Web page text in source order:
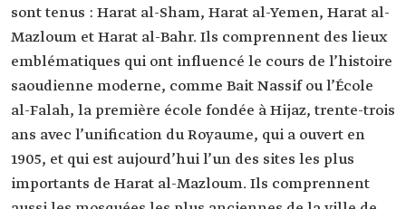
sont tenus : Harat al-Sham, Harat al-Yemen, Harat al-
Mazloum et Harat al-Bahr. Ils comprennent des lieux
emblématiques qui ont influencé le cours de l’histoire
saoudienne moderne, comme Bait Nassif ou l’École
al-Falah, la première école fondée à Hijaz, trente-trois
ans avec l’unification du Royaume, qui a ouvert en
1905, et qui est aujourd’hui l’un des sites les plus
importants de Harat al-Mazloum. Ils comprennent